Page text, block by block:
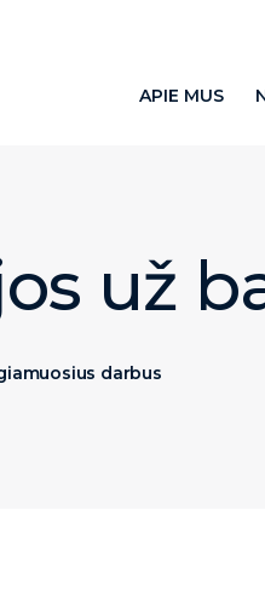
APIE MUS
už
darbus